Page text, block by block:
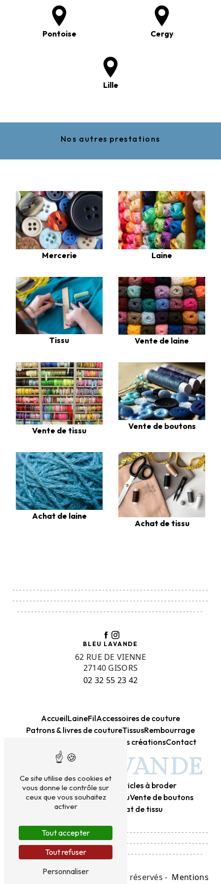
Pontoise Cergy
Lille
Nos autres prestations
Mercerie Laine
Tissu Vente de laine
Vente de tissu Vente de boutons
Achat de laine
Achat de tissu
---------------------------------------------------------
---------------------------------------------------------
------------------------------------------------------
BLEU LAVANDE
62 RUE DE VIENNE
27140 GISORS
02 32 55 23 42
AccueilLaineFilAccessoires de couture
Patrons & livres de coutureTissusRembourrage
Mes créationsContact
BLEU LAVANDE
MercerieLaine Tissu
Articles à broder
Vente de laineVente de tissuVente de boutons
Achat de laine
Achat de tissu
---------------------------------------------------------
---------------------------------------------------------
------------------------------------------------------
Vistalid- 2026 - Tous droits réservés - Mentions
Ce site utilise des cookies et
vous donne le contrôle sur
ceux que vous souhaitez
activer
Tout accepter
Tout refuser
Personnaliser